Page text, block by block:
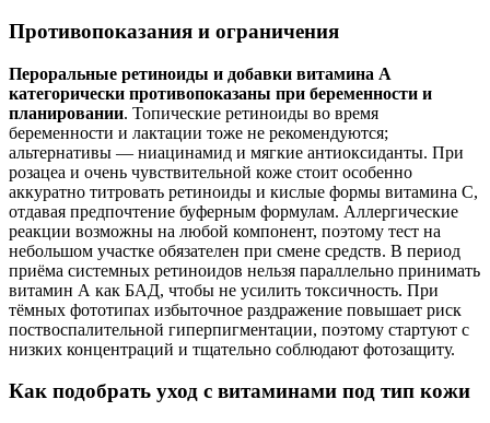
Противопоказания и ограничения
Пероральные ретиноиды и добавки витамина А
категорически противопоказаны при беременности и
планировании. Топические ретиноиды во время
беременности и лактации тоже не рекомендуются;
альтернативы — ниацинамид и мягкие антиоксиданты. При
розацеа и очень чувствительной коже стоит особенно
аккуратно титровать ретиноиды и кислые формы витамина С,
отдавая предпочтение буферным формулам. Аллергические
реакции возможны на любой компонент, поэтому тест на
небольшом участке обязателен при смене средств. В период
приёма системных ретиноидов нельзя параллельно принимать
витамин А как БАД, чтобы не усилить токсичность. При
тёмных фототипах избыточное раздражение повышает риск
поствоспалительной гиперпигментации, поэтому стартуют с
низких концентраций и тщательно соблюдают фотозащиту.
Как подобрать уход с витаминами под тип кожи